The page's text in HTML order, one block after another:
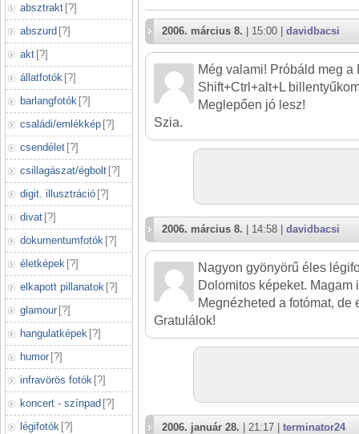
absztrakt [?]
abszurd [?]
akt [?]
állatfotók [?]
barlangfotók [?]
családi/emlékkép [?]
csendélet [?]
csillagászat/égbolt [?]
digit. illusztráció [?]
divat [?]
dokumentumfotók [?]
életképek [?]
elkapott pillanatok [?]
glamour [?]
hangulatképek [?]
humor [?]
infravörös fotók [?]
koncert - színpad [?]
légifotók [?]
2006. március 8. | 15:00 | davidbacsi
Még valami! Próbáld meg a
Shift+Ctrl+alt+L
Meglepően jó lesz!
Szia.
2006. március 8. | 14:58 | davidbacsi
Nagyon gyönyörű éles
Dolomitos képeket. Magam
Megnézheted a fotómat, de
Gratulálok!
2006. január 28. | 21:17 | terminator24